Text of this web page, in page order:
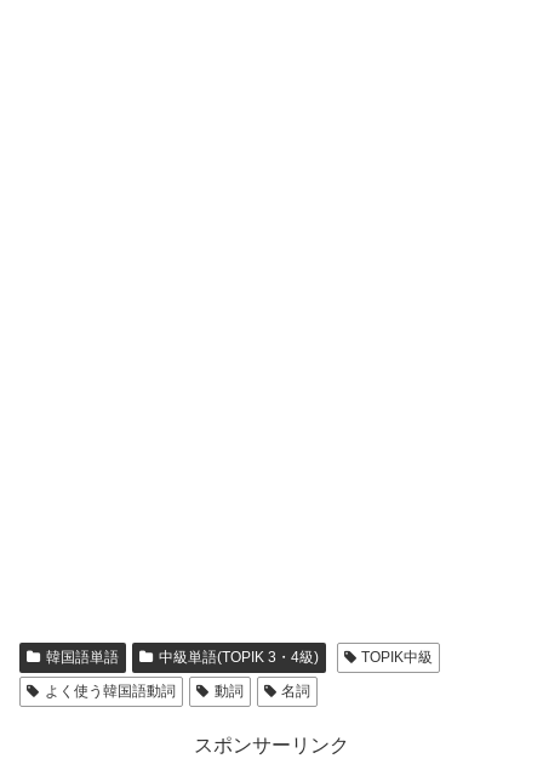
韓国語単語 中級単語(TOPIK 3・4級)
TOPIK中級
よく使う韓国語動詞
動詞 名詞
スポンサーリンク